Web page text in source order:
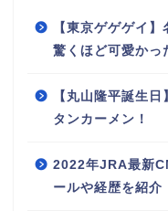
【東京ゲゲゲイ
驚くほど可愛かっ
【丸山隆平誕生
タンカーメン！
2022年JRA最新
ールや経歴を紹介